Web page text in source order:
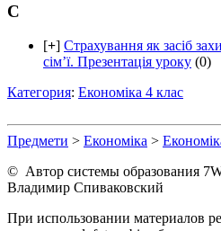
С
[+] Страхування як засіб
сім’ї. Презентація уроку (0)
Категория: Економіка 4 клас
Предмети > Економіка >
© Автор системы образования
Владимир Спиваковский
При использовании материалов